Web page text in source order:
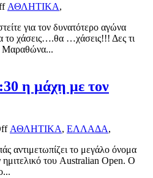
ΑΘΛΗΤΙΚΑ,
για τον δυνατότερο αγώνα
το χάσεις….θα …χάσεις!!! Δες τι
Μαραθώνα...
η μάχη με τον
ΑΘΛΗΤΙΚΑ, ΕΛΛΑΔΑ,
αντιμετωπίζει το μεγάλο όνομα
του Australian Open. Ο